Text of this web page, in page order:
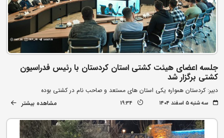
جلسه اعضای هیئت کشتی استان کردستان با رئیس فدراسیون
کشتی برگزار شد
دبیر: کردستان همواره یکی استان های مستعد و صاحب نام در کشتی بوده
سه شنبه ۵ اسفند ۱۴۰۴ 19:34 مشاهده بیشتر